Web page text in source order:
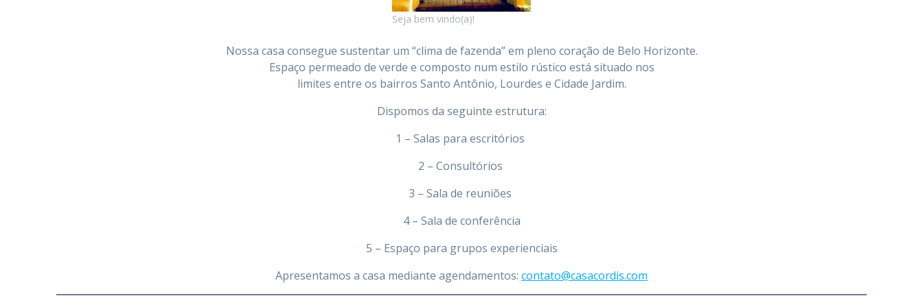
Seja bem vindo(a)!
Nossa casa consegue sustentar um “clima de fazenda” em pleno coração de Belo Horizonte.
Espaço permeado de verde e composto num estilo rústico está situado nos
limites entre os bairros Santo Antônio, Lourdes e Cidade Jardim.
Dispomos da seguinte estrutura:
1 – Salas para escritórios
2 – Consultórios
3 – Sala de reuniões
4 – Sala de conferência
5 – Espaço para grupos experienciais
Apresentamos a casa mediante agendamentos: contato@casacordis.com